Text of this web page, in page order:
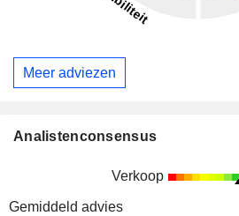
Meer adviezen
Analistenconsensus
Verkoop
Gemiddeld advies